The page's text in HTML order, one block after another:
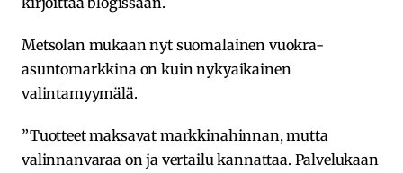
Metsolan mukaan nyt suomalainen vuokra-
asuntomarkkina on kuin nykyaikainen
valintamyymälä.
”Tuotteet maksavat markkinahinnan, mutta
valinnanvaraa on ja vertailu kannattaa. Palvelukaan